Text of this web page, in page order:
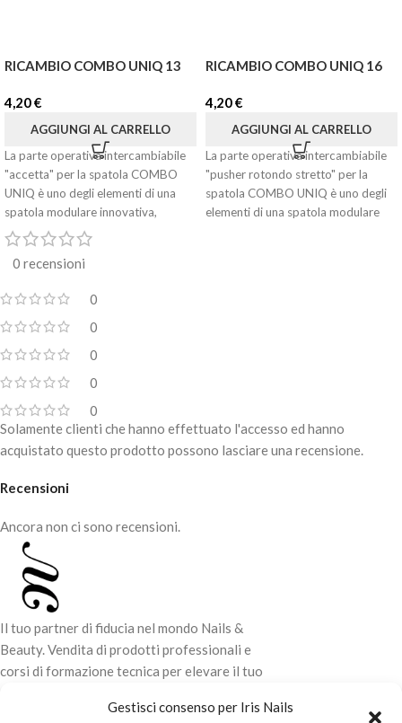
Gestisci consenso per Iris Nails
RICAMBIO COMBO UNIQ 13
4,20€
AGGIUNGI AL CARRELLO
La parte operativa intercambiabile
"accetta" per la spatola COMBO
UNIQ è uno degli elementi di una
spatola modulare innovativa,
progettata per creare il tuo
strumento universale. Scegli due
parti necessarie dalla vasta gamma
semplicemente al manico speciale.
RICAMBIO COMBO UNIQ 16
4,20€
AGGIUNGI AL CARRELLO
La parte operativa intercambiabile
"pusher rotondo stretto" per la
spatola COMBO UNIQ è uno degli
elementi di una spatola modulare
0 recensioni
0
0
0
0
0
Recensioni
Ancora non ci sono recensioni.
Solamente clienti che hanno effettuato l'accesso ed hanno
acquistato questo prodotto possono lasciare una recensione.
Il tuo partner di fiducia nel mondo Nails &
Beauty. Vendita di prodotti professionali e
corsi di formazione tecnica per elevare il tuo